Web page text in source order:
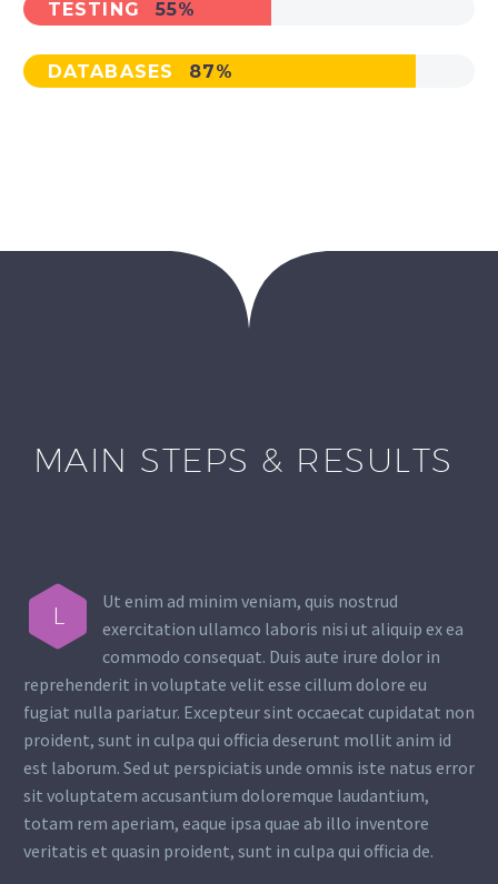
TESTING 55%
DATABASES 87%
MAIN STEPS & RESULTS
L
Ut enim ad minim veniam, quis nostrud
exercitation ullamco laboris nisi ut aliquip ex ea
commodo consequat. Duis aute irure dolor in
reprehenderit in voluptate velit esse cillum dolore eu
fugiat nulla pariatur. Excepteur sint occaecat cupidatat non
proident, sunt in culpa qui officia deserunt mollit anim id
est laborum. Sed ut perspiciatis unde omnis iste natus error
sit voluptatem accusantium doloremque laudantium,
totam rem aperiam, eaque ipsa quae ab illo inventore
veritatis et quasin proident, sunt in culpa qui officia de.